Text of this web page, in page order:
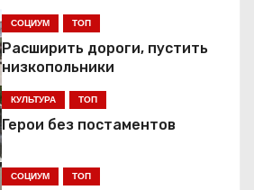
СОЦИУМ ТОП
Расширить дороги, пустить
низкопольники
КУЛЬТУРА ТОП
Герои без постаментов
СОЦИУМ ТОП